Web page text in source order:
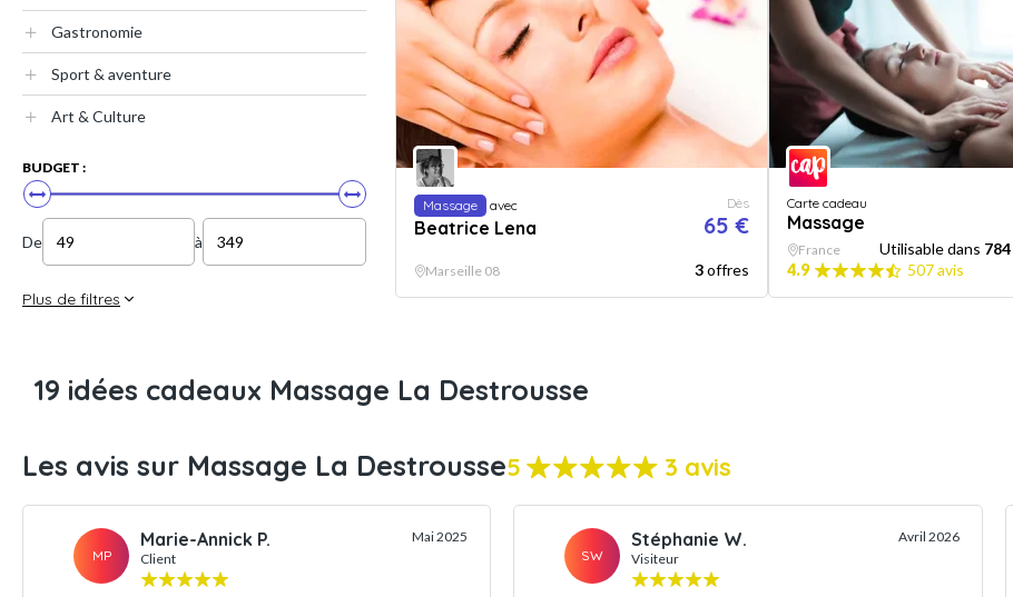
Gastronomie
Sport & aventure
Art & Culture
BUDGET :
De à
Plus de filtres
Massage avec
Beatrice Lena
Dès
65 €
Marseille 08 3offres
Carte cadeau
Massage
France Utilisable dans 784
4.9
507 avis
19 idées cadeaux Massage La Destrousse
Les avis sur Massage La Destrousse5 3 avis
MP
Marie-Annick P.
Client
Mai 2025
SW
Stéphanie W.
Visiteur
Avril 2026